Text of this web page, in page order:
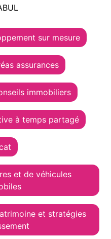
sur mesure
assurances
immobiliers
à temps partagé
et de véhicules
et stratégies